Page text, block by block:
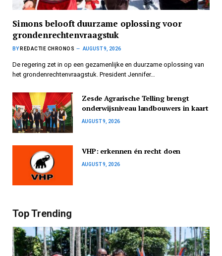
Simons belooft duurzame oplossing voor
grondenrechtenvraagstuk
BY REDACTIE CHRONOS AUGUST 9, 2026
De regering zet in op een gezamenlijke en duurzame oplossing van
het grondenrechtenvraagstuk. President Jennifer…
Zesde Agrarische Telling brengt
onderwijsniveau landbouwers in kaart
AUGUST 9, 2026
VHP: erkennen én recht doen
AUGUST 9, 2026
Top Trending